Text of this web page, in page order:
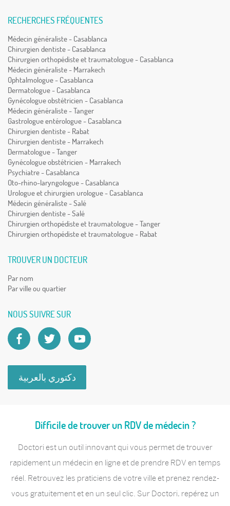
RECHERCHES FRÉQUENTES
Médecin généraliste - Casablanca
Chirurgien dentiste - Casablanca
Chirurgien orthopédiste et traumatologue - Casablanca
Médecin généraliste - Marrakech
Ophtalmologue - Casablanca
Dermatologue - Casablanca
Gynécologue obstétricien - Casablanca
Médecin généraliste - Tanger
Gastrologue entérologue - Casablanca
Chirurgien dentiste - Rabat
Chirurgien dentiste - Marrakech
Dermatologue - Tanger
Gynécologue obstétricien - Marrakech
Psychiatre - Casablanca
Oto-rhino-laryngologue - Casablanca
Urologue et chirurgien urologue - Casablanca
Médecin généraliste - Salé
Chirurgien dentiste - Salé
Chirurgien orthopédiste et traumatologue - Tanger
Chirurgien orthopédiste et traumatologue - Rabat
TROUVER UN DOCTEUR
Par nom
Par ville ou quartier
NOUS SUIVRE SUR
دكتوري بالعربية
Difficile de trouver un RDV de médecin ?
Doctori est un outil innovant qui vous permet de trouver
rapidement un médecin en ligne et de prendre RDV en temps
réel. Retrouvez les praticiens de votre ville et prenez rendez-
vous gratuitement et en un seul clic. Sur Doctori, repérez un